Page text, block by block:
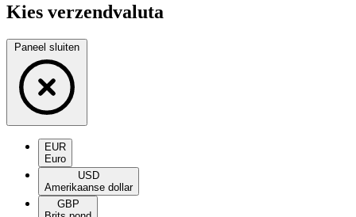
Kies verzendvaluta
Paneel sluiten
EUR
Euro
USD
Amerikaanse dollar
GBP